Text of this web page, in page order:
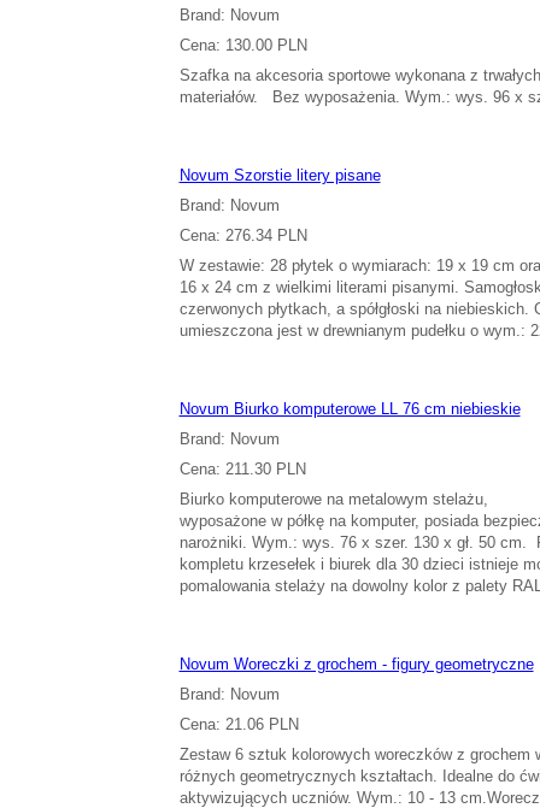
Brand: Novum
Cena: 130.00 PLN
Szafka na akcesoria sportowe wykonana z trwałych
materiałów. Bez wyposażenia. Wym.: wys. 96 x
Novum Szorstie litery pisane
Brand: Novum
Cena: 276.34 PLN
W zestawie: 28 płytek o wymiarach: 19 x 19 cm
16 x 24 cm z wielkimi literami pisanymi.
czerwonych płytkach, a spółgłoski na niebieskich.
umieszczona jest w drewnianym pudełku o wym.:
Novum Biurko komputerowe LL 76 cm niebieskie
Brand: Novum
Cena: 211.30 PLN
Biurko komputerowe na metalowym stelażu,
wyposażone w półkę na komputer, posiada
narożniki. Wym.: wys. 76 x szer. 130 x gł. 50 cm.
kompletu krzesełek i biurek dla 30 dzieci istnieje
pomalowania stelaży na dowolny kolor z palety
Novum Woreczki z grochem - figury geometryczne
Brand: Novum
Cena: 21.06 PLN
Zestaw 6 sztuk kolorowych woreczków z grochem
różnych geometrycznych kształtach. Idealne do
aktywizujących uczniów. Wym.: 10 - 13